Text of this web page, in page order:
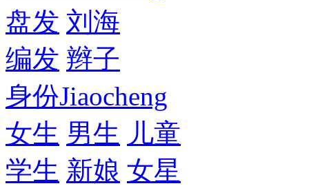
盘发 刘海
编发 辫子
身份Jiaocheng
女生 男生 儿童
学生 新娘 女星